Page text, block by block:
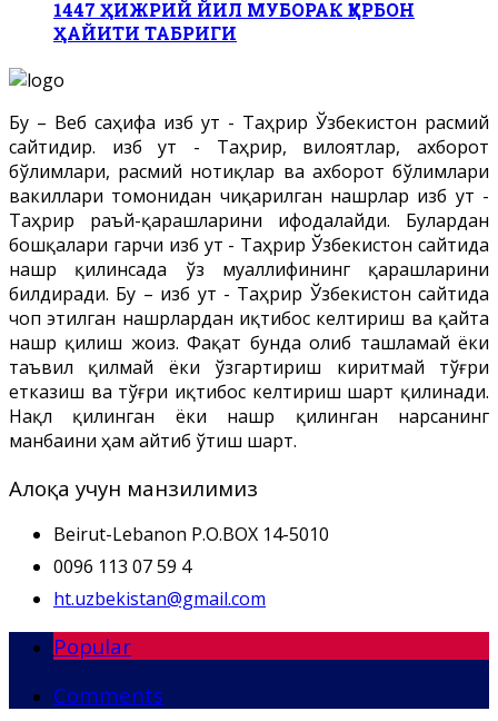
1447 ҲИЖРИЙ ЙИЛ МУБОРАК ҚУРБОН
ҲАЙИТИ ТАБРИГИ
Бу – Веб саҳифа Ҳизб ут - Таҳрир Ўзбекистон расмий
сайтидир. Ҳизб ут - Таҳрир, вилоятлар, ахборот
бўлимлари, расмий нотиқлар ва ахборот бўлимлари
вакиллари томонидан чиқарилган нашрлар Ҳизб ут -
Таҳрир раъй-қарашларини ифодалайди. Булардан
бошқалари гарчи Ҳизб ут - Таҳрир Ўзбекистон сайтида
нашр қилинсада ўз муаллифининг қарашларини
билдиради. Бу – Ҳизб ут - Таҳрир Ўзбекистон сайтида
чоп этилган нашрлардан иқтибос келтириш ва қайта
нашр қилиш жоиз. Фақат бунда олиб ташламай ёки
таъвил қилмай ёки ўзгартириш киритмай тўғри
етказиш ва тўғри иқтибос келтириш шарт қилинади.
Нақл қилинган ёки нашр қилинган нарсанинг
манбаини ҳам айтиб ўтиш шарт.
Алоқа учун манзилимиз
Beirut-Lebanon P.O.BOX 14-5010
0096 113 07 59 4
ht.uzbekistan@gmail.com
Popular
Comments